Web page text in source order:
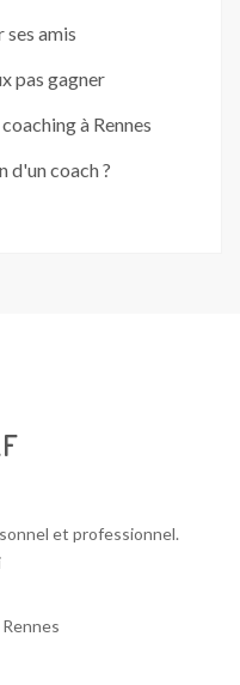
ses amis
pas gagner
à Rennes
d'un coach ?
et professionnel.